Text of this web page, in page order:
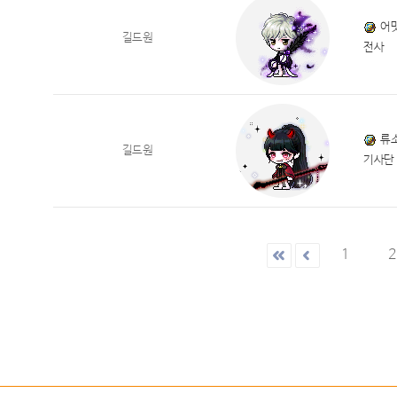
길드원
어
전사
길드원
류
기사단
1 2